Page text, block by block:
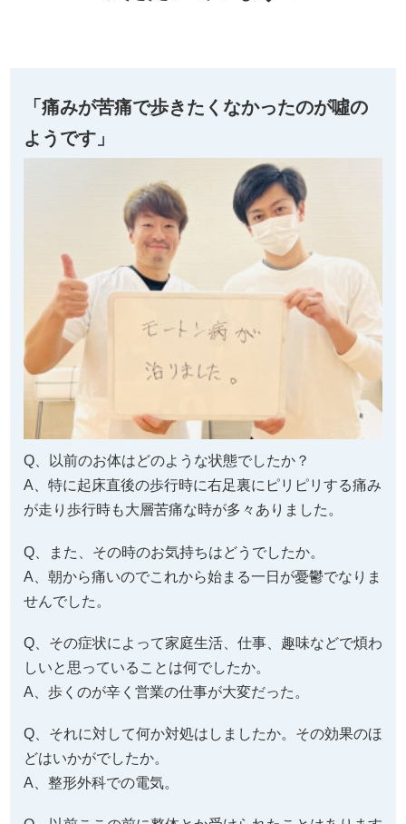
「痛みが苦痛で歩きたくなかったのが噓の
ようです」
Q、以前のお体はどのような状態でしたか？
A、特に起床直後の歩行時に右足裏にピリピリする痛み
が走り歩行時も大層苦痛な時が多々ありました。
Q、また、その時のお気持ちはどうでしたか。
A、朝から痛いのでこれから始まる一日が憂鬱でなりま
せんでした。
Q、その症状によって家庭生活、仕事、趣味などで煩わ
しいと思っていることは何でしたか。
A、歩くのが辛く営業の仕事が大変だった。
Q、それに対して何か対処はしましたか。その効果のほ
どはいかがでしたか。
A、整形外科での電気。